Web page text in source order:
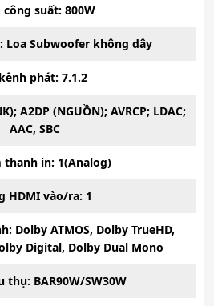
công suất: 800W
Loa Subwoofer không dây
phát: 7.1.2
A2DP (NGUỒN); AVRCP; LDAC;
AAC, SBC
thanh in: 1(Analog)
HDMI vào/ra: 1
Dolby ATMOS, Dolby TrueHD,
Digital, Dolby Dual Mono
thụ: BAR90W/SW30W